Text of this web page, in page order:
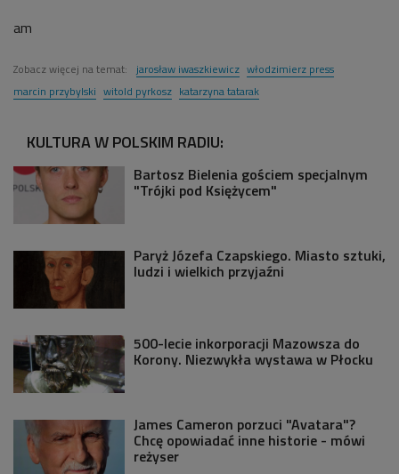
am
Zobacz więcej na temat: jarosław iwaszkiewicz włodzimierz press
marcin przybylski witold pyrkosz katarzyna tatarak
KULTURA W POLSKIM RADIU:
Bartosz Bielenia gościem specjalnym
"Trójki pod Księżycem"
Paryż Józefa Czapskiego. Miasto sztuki,
ludzi i wielkich przyjaźni
500-lecie inkorporacji Mazowsza do
Korony. Niezwykła wystawa w Płocku
James Cameron porzuci "Avatara"?
Chcę opowiadać inne historie - mówi
reżyser